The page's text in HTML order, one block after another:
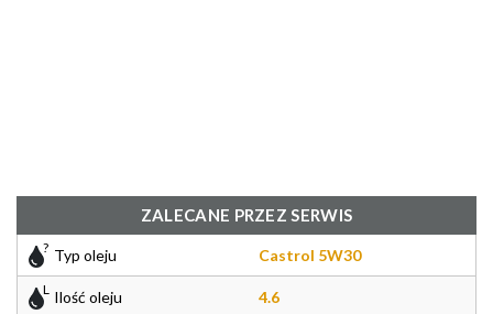
ZALECANE PRZEZ SERWIS
Typ oleju Castrol 5W30
Ilość oleju 4.6